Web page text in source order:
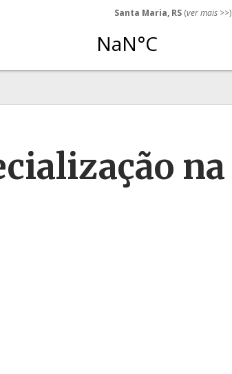
Santa Maria, RS (ver mais >>)
na